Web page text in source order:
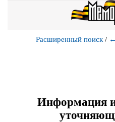
Расширенный поиск / ←
Информация